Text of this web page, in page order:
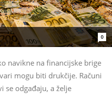
0
navikne na financijske brige
mogu biti drukčije. Računi
se odgađaju, a želje